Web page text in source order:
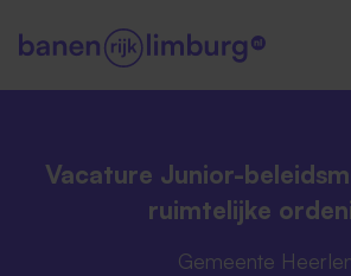
Vacature Junior-
ruimtelijke
Gemeente